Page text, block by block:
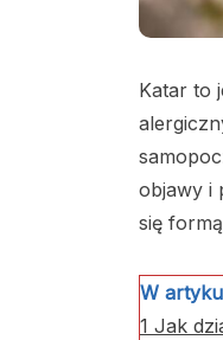
Katar to
objawy i
się
W
1 Jak